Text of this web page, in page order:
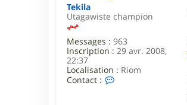
Tekila
Utagawiste champion
Messages : 963
Inscription : 29 avr. 2008,
22:37
Localisation : Riom
Contact :